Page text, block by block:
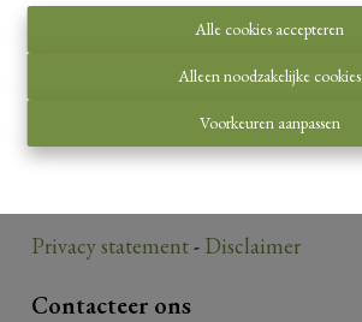
Alle cookies accepteren
Alleen noodzakelijke cookies
Voorkeuren aanpassen
Toezichthoudende autoriteit:
Luxemburgstraat 16 B te 1000 Brussel.
Privacy statement- Disclaimer
Contacteer ons